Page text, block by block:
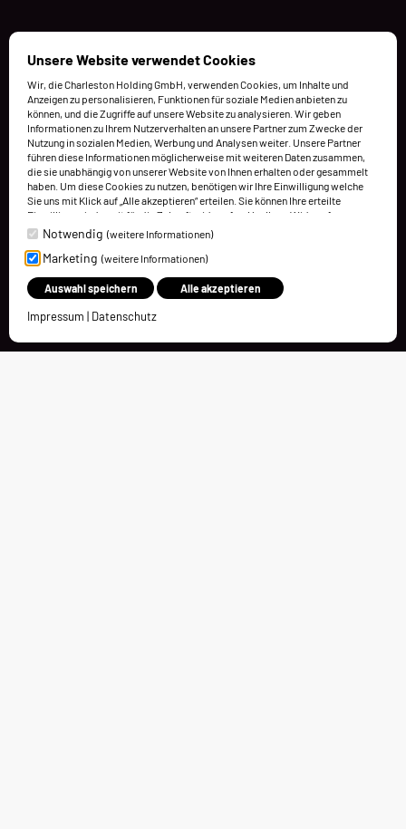
Unsere Website verwendet Cookies
Wir, die Charleston Holding GmbH, verwenden Cookies, um Inhalte und
Anzeigen zu personalisieren, Funktionen für soziale Medien anbieten zu
können, und die Zugriffe auf unsere Website zu analysieren. Wir geben
Informationen zu Ihrem Nutzerverhalten an unsere Partner zum Zwecke der
Nutzung in sozialen Medien, Werbung und Analysen weiter. Unsere Partner
führen diese Informationen möglicherweise mit weiteren Daten zusammen,
die sie unabhängig von unserer Website von Ihnen erhalten oder gesammelt
haben. Um diese Cookies zu nutzen, benötigen wir Ihre Einwilligung welche
Sie uns mit Klick auf „Alle akzeptieren“ erteilen. Sie können Ihre erteilte
Einwilligung jederzeit für die Zukunft widerrufen. Um Ihren Widerruf
auszuüben, deaktivieren Sie diesen Dienst in den bereitgestellten
Einstellungen der Datenschutzhinweise (Cookies verwalten).
Notwendig (weitere Informationen)
Marketing (weitere Informationen)
Auswahl speichern Alle akzeptieren
Impressum | Datenschutz